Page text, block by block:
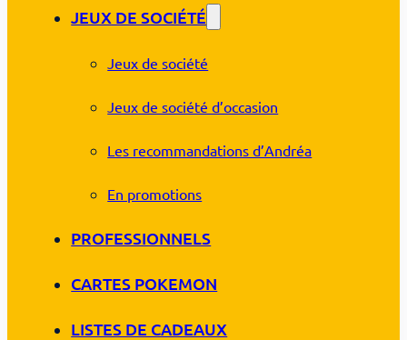
JEUX DE SOCIÉTÉ
Jeux de société
Jeux de société d’occasion
Les recommandations d’Andréa
En promotions
PROFESSIONNELS
CARTES POKEMON
LISTES DE CADEAUX